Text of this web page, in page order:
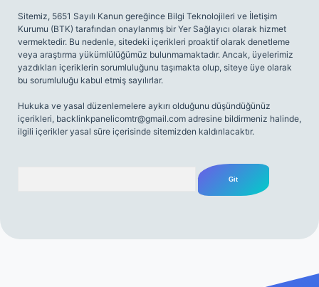
Sitemiz, 5651 Sayılı Kanun gereğince Bilgi Teknolojileri ve İletişim
Kurumu (BTK) tarafından onaylanmış bir Yer Sağlayıcı olarak hizmet
vermektedir. Bu nedenle, sitedeki içerikleri proaktif olarak denetleme
veya araştırma yükümlülüğümüz bulunmamaktadır. Ancak, üyelerimiz
yazdıkları içeriklerin sorumluluğunu taşımakta olup, siteye üye olarak
bu sorumluluğu kabul etmiş sayılırlar.
Hukuka ve yasal düzenlemelere aykırı olduğunu düşündüğünüz
içerikleri, backlinkpanelicomtr@gmail.com adresine bildirmeniz halinde,
ilgili içerikler yasal süre içerisinde sitemizden kaldırılacaktır.